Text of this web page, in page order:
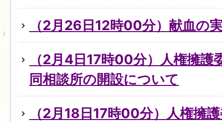
（2月26日12時00分）献血の
（2月4日17時00分）人権擁護
同相談所の開設について
（2月18日17時00分）人権擁